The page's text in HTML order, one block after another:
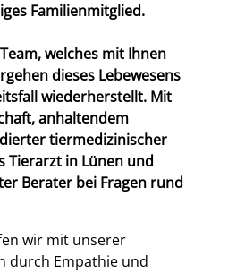
Familienmitglied.
welches mit Ihnen
dieses Lebewesens
wiederherstellt. Mit
anhaltendem
tiermedizinischer
Tierarzt in Lünen und
Berater bei Fragen rund
wir mit unserer
durch Empathie und